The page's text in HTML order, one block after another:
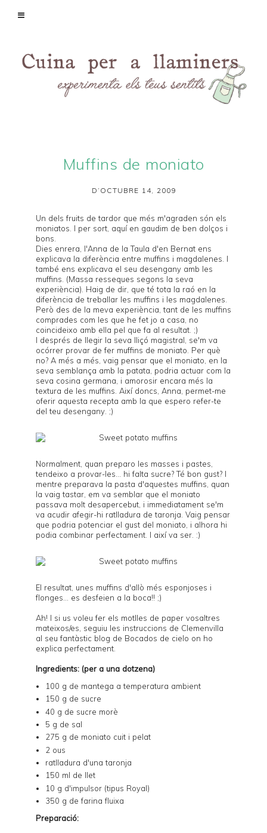
Muffins de moniato
D’OCTUBRE 14, 2009
Un dels fruits de tardor que més m'agraden són els
moniatos. I per sort, aquí en gaudim de ben dolços i
bons.
Dies enrera, l'Anna de laTaula d'en Bernat ens
explicava la diferència entre muffins i magdalenes . I
també ens explicava el seu desengany amb les
muffins. (Massa resseques segons la seva
experiència). Haig de dir, que té tota la raó en la
diferència de treballar les muffins i les magdalenes.
Però des de la meva experiència, tant de les muffins
comprades com les que he fet jo a casa, no
coincideixo amb ella pel que fa al resultat. ;)
I després de llegir la seva lliçó magistral, se'm va
ocórrer provar de fer muffins de moniato. Per què
no? A més a més, vaig pensar que el moniato, en la
seva semblança amb la patata, podria actuar com la
seva cosina germana, i amorosir encara més la
textura de les muffins. Així doncs, Anna, permet-me
oferir aquesta recepta amb la que espero refer-te
del teu desengany. ;)
Normalment, quan preparo les masses i pastes,
tendeixo a provar-les... hi falta sucre? Té bon gust? I
mentre preparava la pasta d'aquestes muffins, quan
la vaig tastar, em va semblar que el moniato
passava molt desapercebut, i immediatament se'm
va acudir afegir-hi ratlladura de taronja. Vaig pensar
que podria potenciar el gust del moniato, i alhora hi
podia combinar perfectament. I així va ser. :)
El resultat, unes muffins d'allò més esponjoses i
flonges... es desfeien a la boca!! ;)
Ah! I si us voleu fer els motlles de paper vosaltres
mateixos/es, seguiu les instruccions de Clemenvilla
al seu fantàstic blog de Bocados de cielo on ho
explica perfectament.
Ingredients: (per a una dotzena)
100 g de mantega a temperatura ambient
150 g de sucre
40 g de sucre morè
5 g de sal
275 g de moniato cuit i pelat
2 ous
ratlladura d'una taronja
150 ml de llet
10 g d'impulsor (tipus Royal)
350 g de farina fluixa
Preparació: